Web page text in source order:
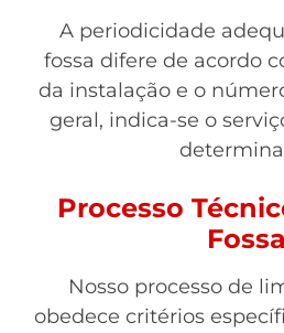
A periodicidade
fossa difere de acordo
da instalação e o
geral, indica-se o
Processo
Fossa
Nosso processo de
obedece critérios